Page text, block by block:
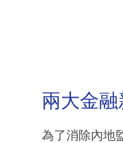
兩大金融
為了消除內地